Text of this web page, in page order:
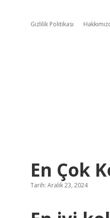
Gizlilik Politikası
En Çok
Tarih: Aralık 23, 2024